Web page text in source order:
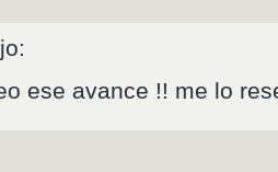
ese avance !! me lo